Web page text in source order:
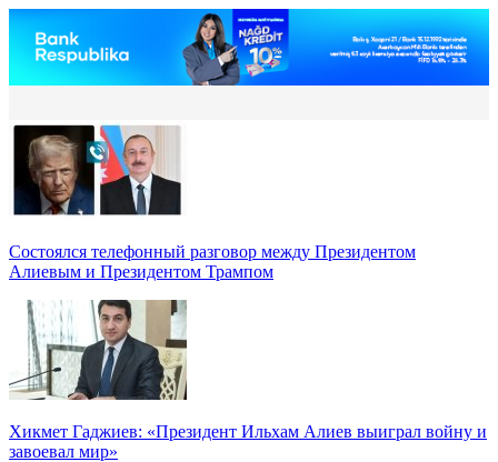
Состоялся телефонный разговор между Президентом
Алиевым и Президентом Трампом
Хикмет Гаджиев: «Президент Ильхам Алиев выиграл войну и
завоевал мир»